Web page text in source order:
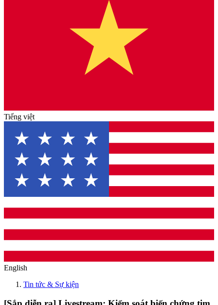
Tiếng việt
English
Tin tức & Sự kiện